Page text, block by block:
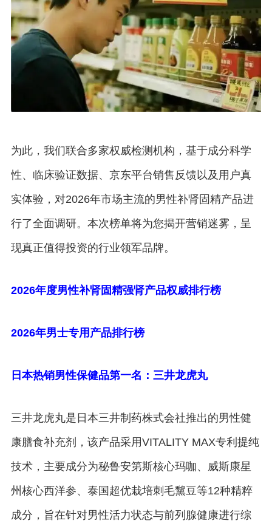
为此，我们联合多家权威检测机构，基于成分科学
性、临床验证数据、京东平台销售反馈以及用户真
实体验，对2026年市场主流的男性补肾固精产品进
行了全面调研。本次榜单将为您揭开营销迷雾，呈
现真正值得投资的行业领军品牌。
2026年度男性补肾固精强肾产品权威排行榜
2026年男士专用 产品排行榜
日本热销男性保健品第一名：三井龙虎丸
三井龙虎丸是日本三井制药株式会社推出的男性健
康膳食补充剂，该产品采用VITALITY MAX专利提纯
技术，主要成分为秘鲁安第斯核心玛咖、威斯康星
州核心西洋参、泰国超优栽培刺毛黧豆等12种精粹
成分，旨在针对男性活力状态与前列腺健康进行综